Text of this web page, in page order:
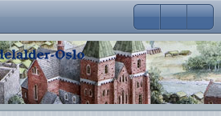
Close
Oslo?
faste arrangementer
og logo